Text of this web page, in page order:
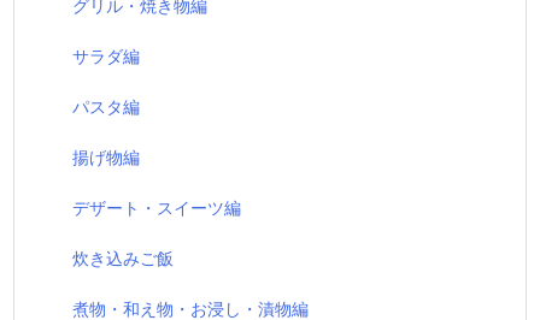
グリル・焼き物編
サラダ編
パスタ編
揚げ物編
デザート・スイーツ編
炊き込みご飯
煮物・和え物・お浸し・漬物編